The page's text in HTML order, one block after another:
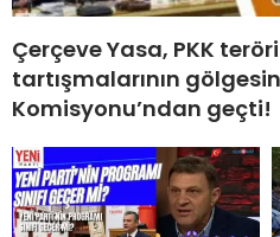
Çerçeve Yasa, PKK
tartışmalarının
Komisyonu’ndan geçti!